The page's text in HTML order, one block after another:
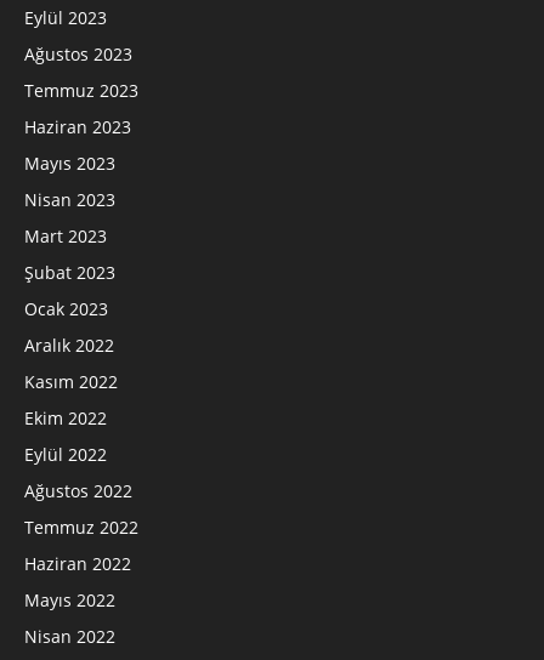
Eylül 2023
Ağustos 2023
Temmuz 2023
Haziran 2023
Mayıs 2023
Nisan 2023
Mart 2023
Şubat 2023
Ocak 2023
Aralık 2022
Kasım 2022
Ekim 2022
Eylül 2022
Ağustos 2022
Temmuz 2022
Haziran 2022
Mayıs 2022
Nisan 2022